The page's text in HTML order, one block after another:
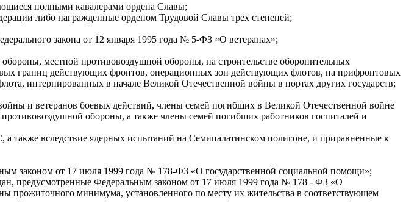
полными кавалерами ордена Славы;
либо награжденные орденом Трудовой Славы трех степеней;
закона от 12 января 1995 года № 5-ФЗ «О ветеранах»;
местной противовоздушной обороны, на строительстве оборонительных
границ действующих фронтов, операционных зон действующих флотов, на прифронтовых
интернированных в начале Великой Отечественной войны в портах других государств;
и ветеранов боевых действий, члены семей погибших в Великой Отечественной войне
обороны, а также члены семей погибших работников госпиталей и
также вследствие ядерных испытаний на Семипалатинском полигоне, и приравненные к
законом от 17 июля 1999 года № 178-ФЗ «О государственной социальной помощи»;
предусмотренные Федеральным законом от 17 июля 1999 года № 178 - ФЗ «О
прожиточного минимума, установленного по месту их жительства в соответствующем